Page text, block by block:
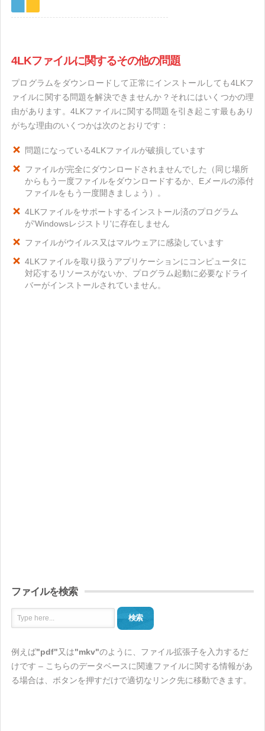
4LKファイルに関するその他の問題
プログラムをダウンロードして正常にインストールしても4LKフ
ァイルに関する問題を解決できませんか？それにはいくつかの理
由があります。4LKファイルに関する問題を引き起こす最もあり
がちな理由のいくつかは次のとおりです：
問題になっている4LKファイルが破損しています
ファイルが完全にダウンロードされませんでした（同じ場所
からもう一度ファイルをダウンロードするか、Eメールの添付
ファイルをもう一度開きましょう）。
4LKファイルをサポートするインストール済のプログラム
が'Windowsレジストリ'に存在しません
ファイルがウイルス又はマルウェアに感染しています
4LKファイルを取り扱うアプリケーションにコンピュータに
対応するリソースがないか、プログラム起動に必要なドライ
バーがインストールされていません。
ファイルを検索
検索
例えば"pdf"又は"mkv"のように、ファイル拡張子を入力するだ
けです – こちらのデータベースに関連ファイルに関する情報があ
る場合は、ボタンを押すだけで適切なリンク先に移動できます。